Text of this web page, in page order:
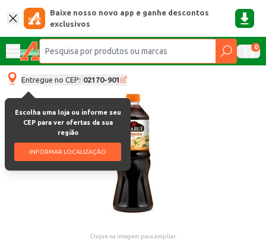
Baixe nosso novo app e ganhe descontos
exclusivos
0
Entregue no CEP: 02170-901
Escolha uma loja ou informe seu
CEP para ver ofertas da sua
região
INFORMAR LOCALIZAÇÃO
Clique na imagem para ampliar.